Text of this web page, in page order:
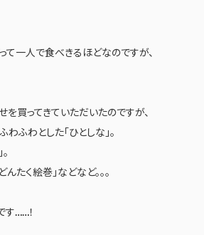
一人で食べきるほどなのですが、
買ってきていただいたのですが、
ふわとした「ひとしな」。
たく絵巻」などなど。。。
す……！